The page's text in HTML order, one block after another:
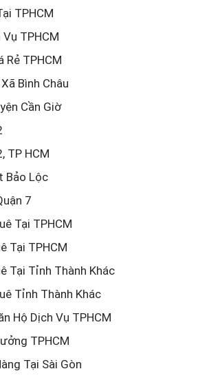
TPHCM
Vụ TPHCM
Rẻ TPHCM
Bình Châu
Cần Giờ
TP HCM
Bảo Lộc
7
Tại TPHCM
Tại TPHCM
Tại Tỉnh Thành Khác
Tỉnh Thành Khác
Hộ Dịch Vụ TPHCM
TPHCM
Tại Sài Gòn